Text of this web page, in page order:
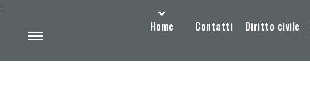
Home Contatti Diritto civile
: